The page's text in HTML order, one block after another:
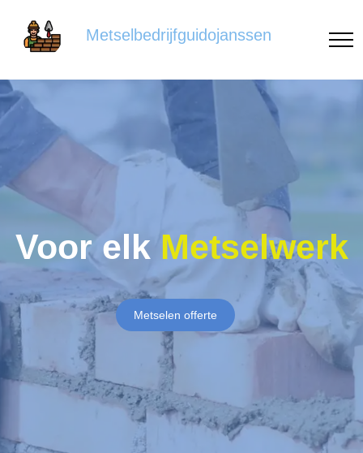
Metselbedrijfguidojanssen
Voor elk Metselwerk
Metselen offerte